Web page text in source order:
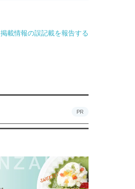
掲載情報の誤記載を報告する
PR